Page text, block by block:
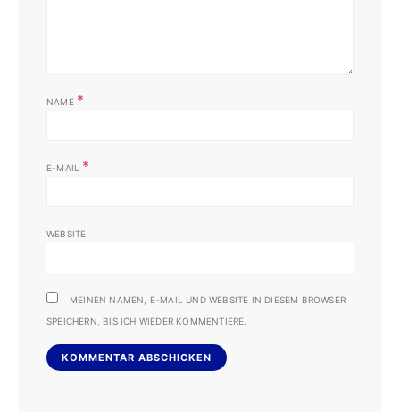
NAME *
E-MAIL *
WEBSITE
MEINEN NAMEN, E-MAIL UND WEBSITE IN DIESEM BROWSER
SPEICHERN, BIS ICH WIEDER KOMMENTIERE.